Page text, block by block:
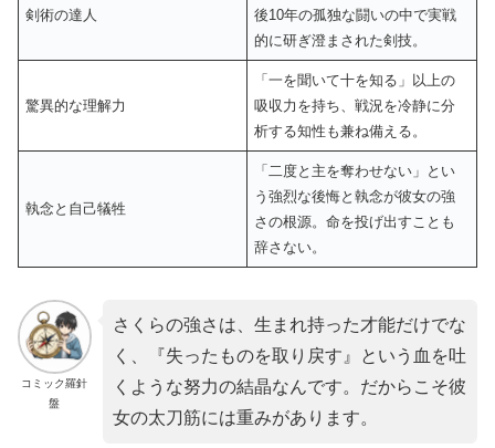
剣術の達人
後10年の孤独な闘いの中で実戦
的に研ぎ澄まされた剣技。
驚異的な理解力
「一を聞いて十を知る」以上の
吸収力を持ち、戦況を冷静に分
析する知性も兼ね備える。
執念と自己犠牲
「二度と主を奪わせない」とい
う強烈な後悔と執念が彼女の強
さの根源。命を投げ出すことも
辞さない。
コミック羅針
盤
さくらの強さは、生まれ持った才能だけでな
く、『失ったものを取り戻す』という血を吐
くような努力の結晶なんです。だからこそ彼
女の太刀筋には重みがあります。